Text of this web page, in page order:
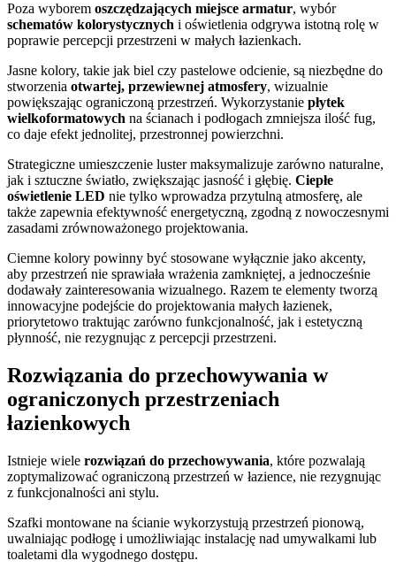
Poza wyborem oszczędzających miejsce armatur, wybór
schematów kolorystycznych i oświetlenia odgrywa istotną rolę w
poprawie percepcji przestrzeni w małych łazienkach.
Jasne kolory, takie jak biel czy pastelowe odcienie, są niezbędne do
stworzenia otwartej, przewiewnej atmosfery, wizualnie
powiększając ograniczoną przestrzeń. Wykorzystanie płytek
wielkoformatowych na ścianach i podłogach zmniejsza ilość fug,
co daje efekt jednolitej, przestronnej powierzchni.
Strategiczne umieszczenie luster maksymalizuje zarówno naturalne,
jak i sztuczne światło, zwiększając jasność i głębię. Ciepłe
oświetlenie LED nie tylko wprowadza przytulną atmosferę, ale
także zapewnia efektywność energetyczną, zgodną z nowoczesnymi
zasadami zrównoważonego projektowania.
Ciemne kolory powinny być stosowane wyłącznie jako akcenty,
aby przestrzeń nie sprawiała wrażenia zamkniętej, a jednocześnie
dodawały zainteresowania wizualnego. Razem te elementy tworzą
innowacyjne podejście do projektowania małych łazienek,
priorytetowo traktując zarówno funkcjonalność, jak i estetyczną
płynność, nie rezygnując z percepcji przestrzeni.
Rozwiązania do przechowywania w
ograniczonych przestrzeniach
łazienkowych
Istnieje wiele rozwiązań do przechowywania, które pozwalają
zoptymalizować ograniczoną przestrzeń w łazience, nie rezygnując
z funkcjonalności ani stylu.
Szafki montowane na ścianie wykorzystują przestrzeń pionową,
uwalniając podłogę i umożliwiając instalację nad umywalkami lub
toaletami dla wygodnego dostępu.